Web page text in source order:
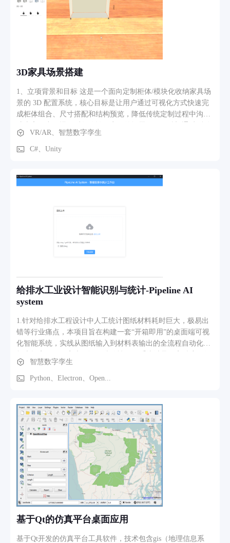
3D家具场景搭建
1、立项背景和目标 这是一个面向定制柜体/模块化收纳家具场
景的 3D 配置系统，核心目标是让用户通过可视化方式快速完
成柜体组合、尺寸搭配和结构预览，降低传统定制过程中沟通
选择 + 模块拼装 + 三维预览”的方式，把原本依赖人工沟通的
配置流程产品化，提升方案确认效率，并为后续下单、报价或
数，界面中可直接切换不同尺寸规格。 （2）元素组合模块：
景。 （4）颜色配置模块：界面中存在“结构/颜色”切换标签，
模块：每次参数或结构调整后，右侧 3D 区域会实时刷新展示
终结构方案。 3、业务流程、功能路径描述 整体业务流程可概
括为：先选择基础结构参数，再逐步增加柜体模块，随后调整
配件和外观，最后生成完整方案。功能路径上一般是：进入配
置页面后，先在左侧选择深度、高度、宽度等基础规格，再从
结构元素中选择对应模块加入场景中，系统会在右侧实时展示
组合结果；用户可继续调整不同柜体的位置与层级关系，必要
时切换脚垫或滚轮等底部配件，并可进一步切换颜色或材质方
案；最终得到一套可视化的柜体组合结果，为后续确认、报价
或生产提供依据。
VR/AR、智慧数字孪生
C#、Unity
给排水工业设计智能识别与统计-Pipeline AI
system
1.针对给排水工程设计中人工统计图纸材料耗时巨大，极易出
错等行业痛点，本项目旨在构建一套“开箱即用”的桌面端可视
化智能系统，实线从图纸输入到材料表输出的全流程自动化，
解析，智能图例识别、管线网络拓扑构建三大核心能力。 2.1.
预处理模块：支持 DWG/PDF 导入，自动进行 1500 DPI 高清
基于 OpenLayers 的大图交互预览，支持“所见即所得”的属性修
正与实时重算。 3.流程：用户拖拽上传图纸 -> 系统自动执
行“双流掩膜”去噪与切片 -> AI并行推理识别组件 -> 几何算法
提取管线并构建连接关系 -> 生成可视化结果供用户预览校对 -
> 一键导出标准Excel BOM表。
智慧数字孪生
Python、Electron、Open...
基于Qt的仿真平台桌面应用
基于Qt开发的仿真平台工具软件，技术包含gis（地理信息系